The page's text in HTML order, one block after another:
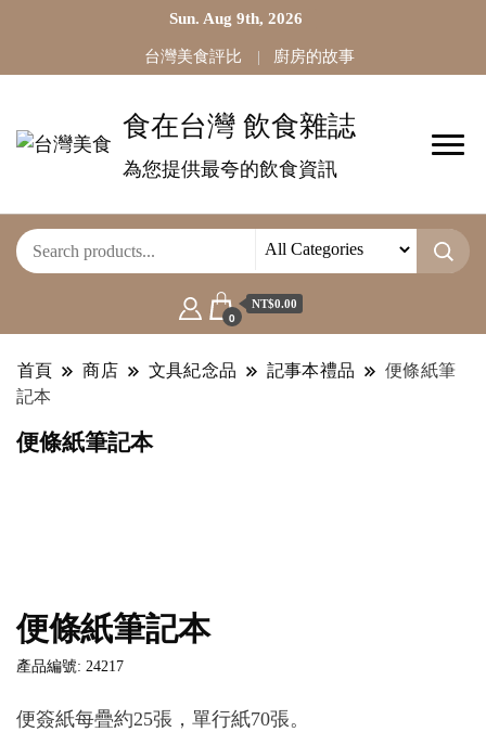
Sun. Aug 9th, 2026
台灣美食評比 廚房的故事
食在台灣 飲食雜誌
為您提供最夸的飲食資訊
0
NT$0.00
首頁 商店 文具紀念品 記事本禮品
便條紙筆
記本
便條紙筆記本
便條紙筆記本
產品編號: 24217
便簽紙每疊約25張，單行紙70張。